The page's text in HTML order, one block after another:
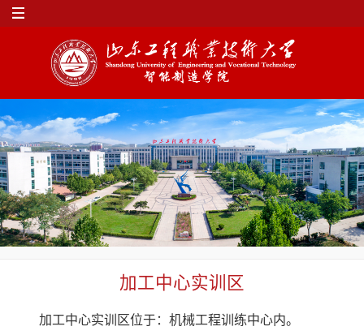
加工中心实训区
加工中心实训区位于：机械工程训练中心内。